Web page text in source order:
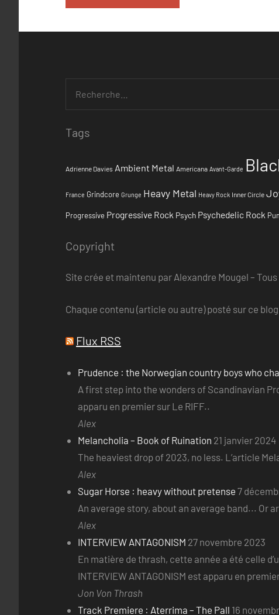
Tags
Adrienne Davies Ambient Metal Americana Avant-Garde
France Grindcore Grunge Heavy Metal Heavy Rock Inner Circle
Progressive Progressive Rock Psych Psychedelic Rock
Copyright
Site crée et maintenu par Alexandre Mougel –
Chaque contenu (article ou autre) posté sur ce
Flux RSS
Prudence : the Norwegian country boys who
A first step into the wonders of Scandinavian
apparu en premier sur Le RIFF..
Alex
Melancholia – Book of Ruination 21 janvier 2024
The heaviest drop of 2023, no less. L’article
Alex
Sugar Horse : heavy without pretense 7
An average story, about an average band... Or
Alex
INTERVIEW ANTAGONISM 27 novembre 2023
En matière de thrash, cette année a été celle
INTERVIEW ANTAGONISM est apparu en
Jon Von Thrash
Track Premiere : Aterrima – The Pall 16